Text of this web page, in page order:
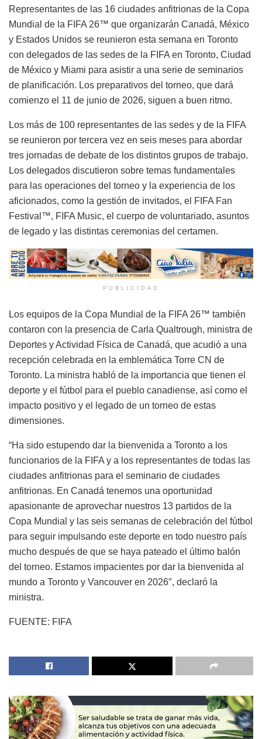
Representantes de las 16 ciudades anfitrionas de la Copa
Mundial de la FIFA 26™ que organizarán Canadá, México
y Estados Unidos se reunieron esta semana en Toronto
con delegados de las sedes de la FIFA en Toronto, Ciudad
de México y Miami para asistir a una serie de seminarios
de planificación. Los preparativos del torneo, que dará
comienzo el 11 de junio de 2026, siguen a buen ritmo.
Los más de 100 representantes de las sedes y de la FIFA
se reunieron por tercera vez en seis meses para abordar
tres jornadas de debate de los distintos grupos de trabajo.
Los delegados discutieron sobre temas fundamentales
para las operaciones del torneo y la experiencia de los
aficionados, como la gestión de invitados, el FIFA Fan
Festival™, FIFA Music, el cuerpo de voluntariado, asuntos
de legado y las distintas ceremonias del certamen.
PUBLICIDAD
Los equipos de la Copa Mundial de la FIFA 26™ también
contaron con la presencia de Carla Qualtrough, ministra de
Deportes y Actividad Física de Canadá, que acudió a una
recepción celebrada en la emblemática Torre CN de
Toronto. La ministra habló de la importancia que tienen el
deporte y el fútbol para el pueblo canadiense, así como el
impacto positivo y el legado de un torneo de estas
dimensiones.
“Ha sido estupendo dar la bienvenida a Toronto a los
funcionarios de la FIFA y a los representantes de todas las
ciudades anfitrionas para el seminario de ciudades
anfitrionas. En Canadá tenemos una oportunidad
apasionante de aprovechar nuestros 13 partidos de la
Copa Mundial y las seis semanas de celebración del fútbol
para seguir impulsando este deporte en todo nuestro país
mucho después de que se haya pateado el último balón
del torneo. Estamos impacientes por dar la bienvenida al
mundo a Toronto y Vancouver en 2026″, declaró la
ministra.
FUENTE: FIFA